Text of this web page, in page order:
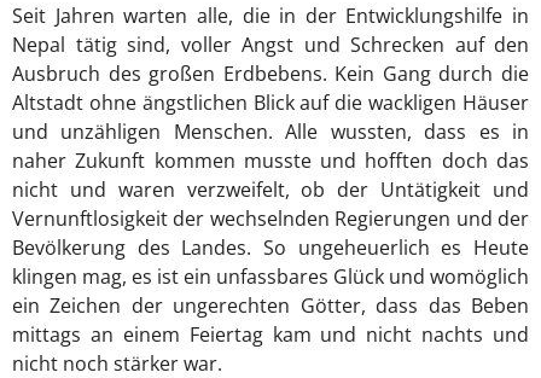
Seit Jahren warten alle, die in der Entwicklungshilfe in
Nepal tätig sind, voller Angst und Schrecken auf den
Ausbruch des großen Erdbebens. Kein Gang durch die
Altstadt ohne ängstlichen Blick auf die wackligen Häuser
und unzähligen Menschen. Alle wussten, dass es in
naher Zukunft kommen musste und hofften doch das
nicht und waren verzweifelt, ob der Untätigkeit und
Vernunftlosigkeit der wechselnden Regierungen und der
Bevölkerung des Landes. So ungeheuerlich es Heute
klingen mag, es ist ein unfassbares Glück und womöglich
ein Zeichen der ungerechten Götter, dass das Beben
mittags an einem Feiertag kam und nicht nachts und
nicht noch stärker war.